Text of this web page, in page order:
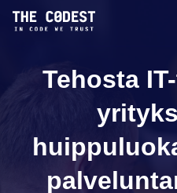
Tehosta